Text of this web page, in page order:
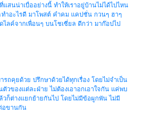
สนน่าเบื่ออย่างนี้ ทำให้เราอยู่บ้านไม่ได้ไปไหน
ทำอะไรดี มาโพสต์ คำคม แคปชั่น กวนๆ ฮาๆ
ไลค์จากเพื่อนๆ บนโชเซี่ยล ดีกว่า มาก๊อปไป
ถคุยด้วย ปรึกษาด้วยได้ทุกเรื่อง โดยไม่จำเป็น
ตัวของแต่ละฝ่าย ไม่ต้องเอาอกเอาใจกัน แค่พบ
ก็ต่างแยกย้ายกันไป โดยไม่มีข้อผูกพัน ไม่มี
อขานกัน